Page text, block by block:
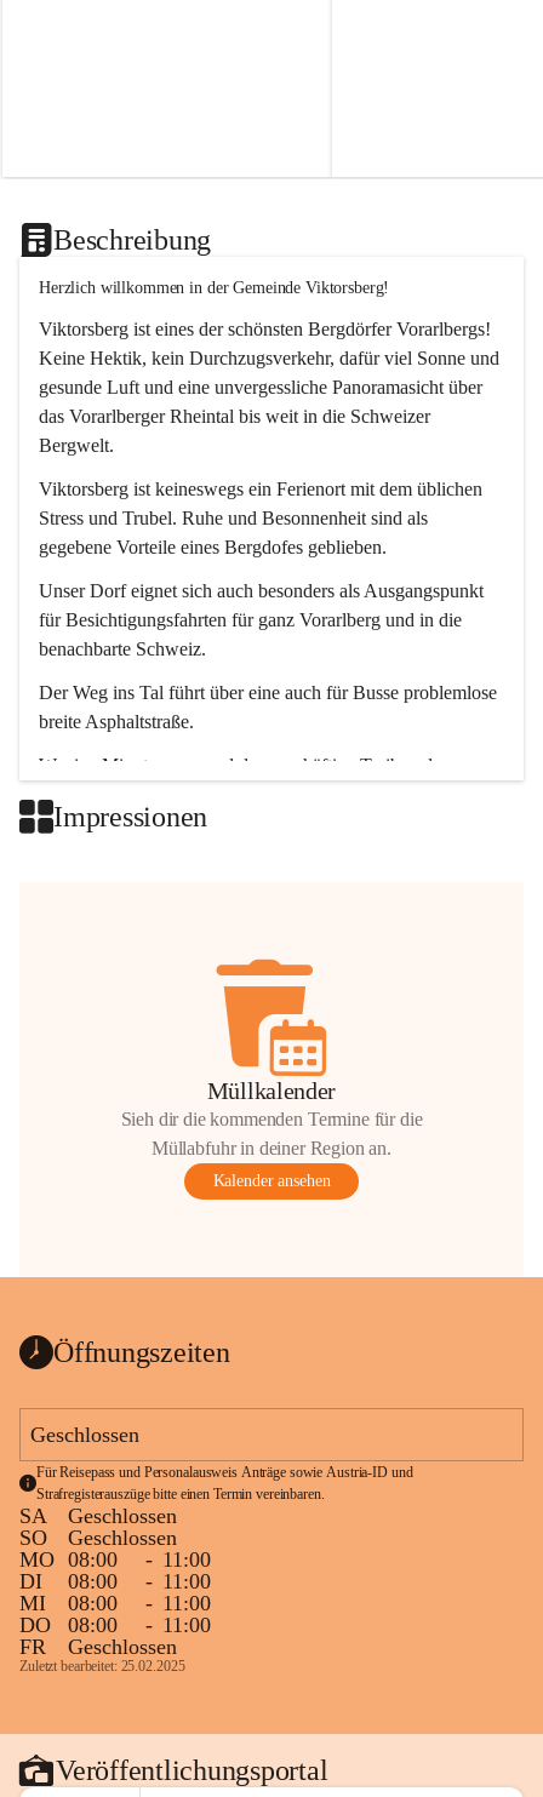
Beschreibung
Herzlich willkommen in der Gemeinde Viktorsberg!
Viktorsberg ist eines der schönsten Bergdörfer Vorarlbergs!
Keine Hektik, kein Durchzugsverkehr, dafür viel Sonne und
gesunde Luft und eine unvergessliche Panoramasicht über
das Vorarlberger Rheintal bis weit in die Schweizer
Bergwelt.
Viktorsberg ist keineswegs ein Ferienort mit dem üblichen
Stress und Trubel. Ruhe und Besonnenheit sind als
gegebene Vorteile eines Bergdofes geblieben.
Unser Dorf eignet sich auch besonders als Ausgangspunkt
für Besichtigungsfahrten für ganz Vorarlberg und in die
benachbarte Schweiz.
Der Weg ins Tal führt über eine auch für Busse problemlose
breite Asphaltstraße.
Wenige Minuten nur, und das geschäftige Treiben der
Impressionen
Müllkalender
Sieh dir die kommenden Termine für die
Müllabfuhr in deiner Region an.
Kalender ansehen
Öffnungszeiten
Geschlossen
Für Reisepass und Personalausweis Anträge sowie Austria-ID und
Strafregisterauszüge bitte einen Termin vereinbaren.
SA
Geschlossen
SO
Geschlossen
MO 08:00 - 11:00
DI
08:00 - 11:00
MI
08:00 - 11:00
DO
08:00 - 11:00
FR
Geschlossen
Zuletzt bearbeitet: 25.02.2025
Veröffentlichungsportal